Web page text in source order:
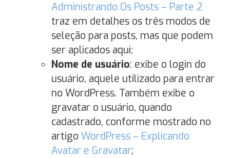
Administrando Os Posts – Parte 2
traz em detalhes os três modos de
seleção para posts, mas que podem
ser aplicados aqui;
Nome de usuário: exibe o login do
usuário, aquele utilizado para entrar
no WordPress. Também exibe o
gravatar o usuário, quando
cadastrado, conforme mostrado no
artigo WordPress – Explicando
Avatar e Gravatar;